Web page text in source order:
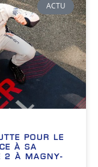
ACTU
POUR LE
À SA
2 À MAGNY-